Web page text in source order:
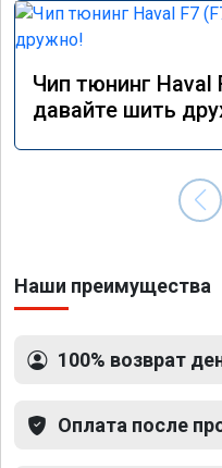
Чип тюнинг Haval
давайте шить
Наши преимущества
100% возврат
Оплата после